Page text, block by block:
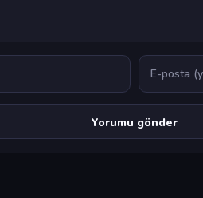
E-posta